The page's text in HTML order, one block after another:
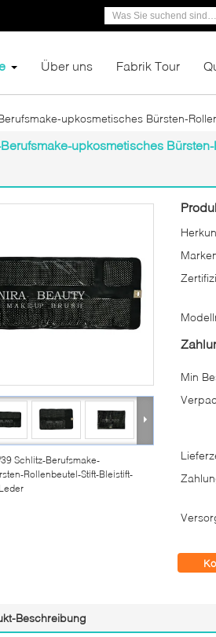
Über uns Fabrik Tour
upkosmetisches Bürsten-
upkosmetisches
Schlitz-Berufsmake-
Rollenbeutel-Stift-Bleistift-
Min
Beschreibung